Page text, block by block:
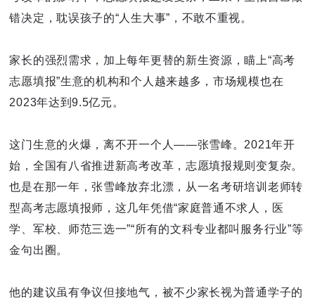
错决定，耽误孩子的“人生大事”，不敢不重视。
家长的强烈需求，加上每年更替的新生资源，瞄上“高考
志愿填报”生意的机构和个人越来越多，市场规模也在
2023年达到9.5亿元。
这门生意的火爆，离不开一个人——张雪峰。2021年开
始，全国有八省推进新高考改革，志愿填报规则变复杂。
也是在那一年，张雪峰放弃北漂，从一名考研培训老师转
型高考志愿填报师，这几年凭借“家庭普通不求人，医
学、军校、师范三选一”“所有的文科专业都叫服务行业”等
金句出圈。
他的建议虽有争议但接地气，被不少家长视为普通学子的